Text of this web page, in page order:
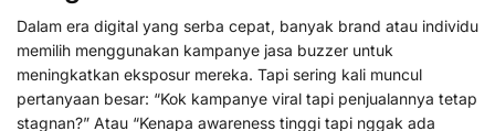
Dalam era digital yang serba cepat, banyak brand atau individu
memilih menggunakan kampanye jasa buzzer untuk
meningkatkan eksposur mereka. Tapi sering kali muncul
pertanyaan besar: “Kok kampanye viral tapi penjualannya tetap
stagnan?” Atau “Kenapa awareness tinggi tapi nggak ada